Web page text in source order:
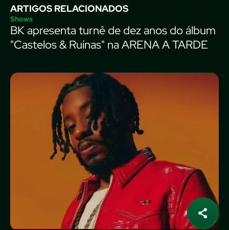
ARTIGOS RELACIONADOS
Shows
BK apresenta turnê de dez anos do álbum
"Castelos & Ruínas" na ARENA A TARDE